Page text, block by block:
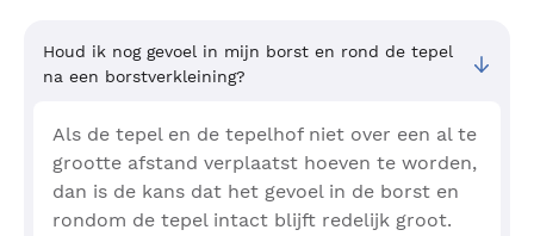
Houd ik nog gevoel in mijn borst en rond de tepel
na een borstverkleining?
Als de tepel en de tepelhof niet over een al te
grootte afstand verplaatst hoeven te worden,
dan is de kans dat het gevoel in de borst en
rondom de tepel intact blijft redelijk groot.